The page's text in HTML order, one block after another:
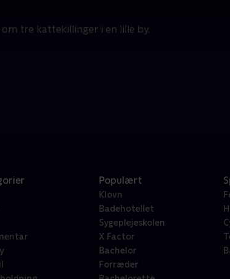
om tre kattekillinger i en lille by.
Populært
Klovn
Badehotellet
Sygeplejeskolen
X Factor
Bachelor
Forræder